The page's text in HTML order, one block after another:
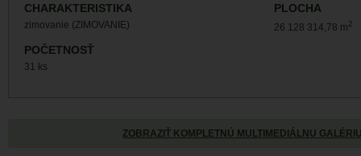
CHARAKTERISTIKA
zimovanie (ZIMOVANIE)
PLOCHA
26 128 314,78 m2
POČETNOSŤ
31 ks
ZOBRAZIŤ KOMPLETNÚ MULTIMEDIÁLNU